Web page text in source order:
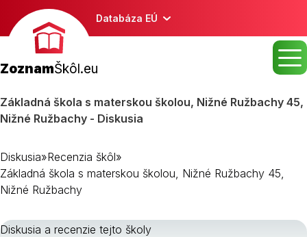
Databáza EÚ
ZoznamŠkôl.eu
Základná škola s materskou školou, Nižné Ružbachy 45,
Nižné Ružbachy - Diskusia
Diskusia»Recenzia škôl»
Základná škola s materskou školou, Nižné Ružbachy 45,
Nižné Ružbachy
Diskusia a recenzie tejto školy